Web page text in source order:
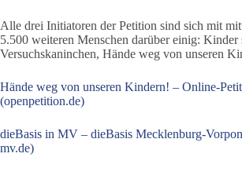
Alle drei Initiatoren der Petition sind sich mit
5.500 weiteren Menschen darüber einig: Kinder
Versuchskaninchen, Hände weg von unseren
Hände weg von unseren Kindern! – Online-
(openpetition.de)
dieBasis in MV – dieBasis Mecklenburg-
mv.de)